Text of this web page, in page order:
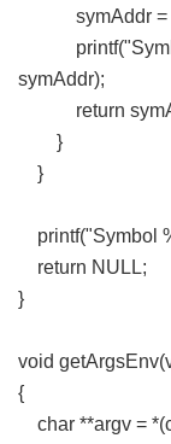
symAddr =
printf("Symbol
symAddr);
return
}
}
printf("Symbol
return NULL;
}
void
{
char **argv =